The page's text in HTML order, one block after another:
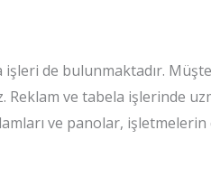
de bulunmaktadır.
Reklam ve tabela işlerinde
ve panolar,